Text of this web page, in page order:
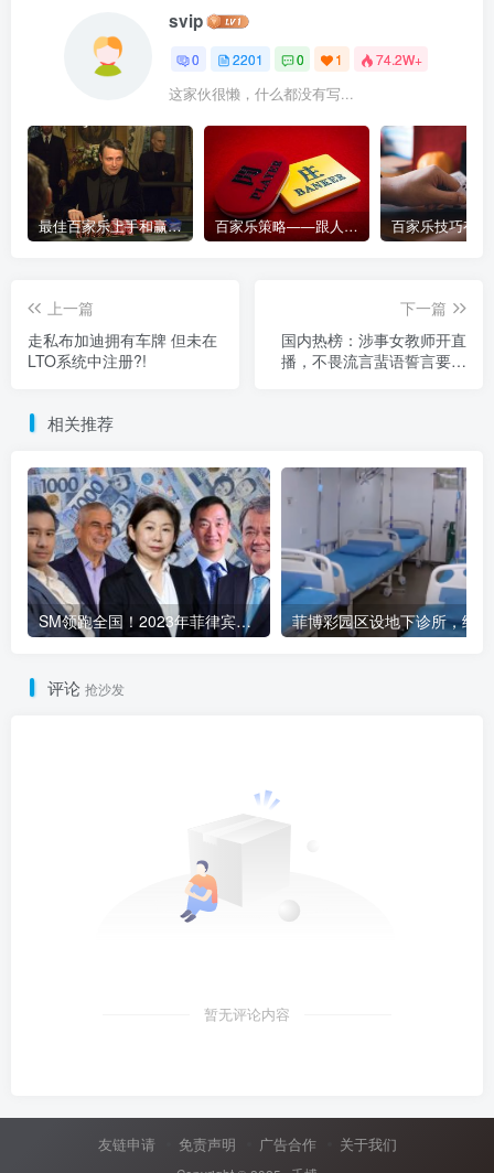
svip
0 2201 0 1 74.2W+
这家伙很懒，什么都没有写...
最佳百家乐上手和赢钱指南 – 终极版 百家乐策略——跟人胜过跟路
上一篇
走私布加迪拥有车牌 但未在
LTO系统中注册?!
下一篇
国内热榜：涉事女教师开直
播，不畏流言蜚语誓言要接
相关推荐
SM领跑全国！2023年菲律宾商业巨头稳健发展
评论 抢沙发
暂无评论内容
友链申请 免责声明 广告合作 关于我们